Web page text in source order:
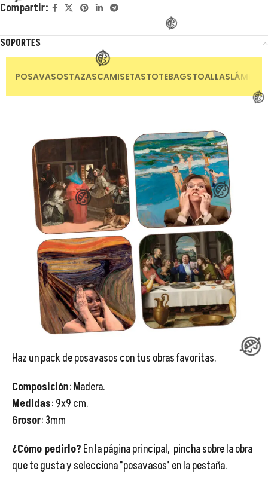
Compartir:
SOPORTES
POSAVASOSTAZASCAMISETASTOTEBAGSTOALLASLÁMINAS
Haz un pack de posavasos con tus obras favoritas.
Composición: Madera.
Medidas: 9x9 cm.
Grosor: 3mm
¿Cómo pedirlo? En la página principal, pincha sobre la obra
que te gusta y selecciona "posavasos" en la pestaña.
😂
😂
😂
😂
😂